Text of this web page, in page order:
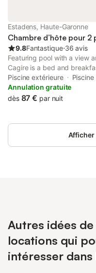
ces cabanes, une salle de
au sol sous la grange. Sous
Estadens, Haute-Garonne
Chambre d’hôte pour 2
9.8Fantastique⋅36 avis
Featuring pool with a view
Cagire is a bed and
Estadens, 32 km from
Piscine extérieure Piscine
Annulation gratuite
dès 87 € par nuit
Afficher
Autres idées
locations qui
intéresser